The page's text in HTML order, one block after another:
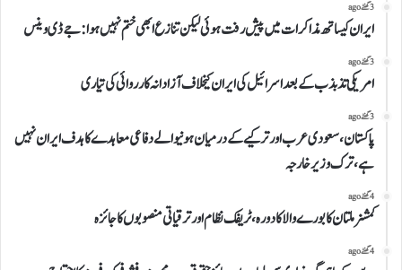
3 گھنٹے ago
ایران کیساتھ مذاکرات میں پیش رفت ہوئی لیکن تنازع ابھی ختم نہیں ہوا:جے ڈی وینس
3 گھنٹے ago
امریکی تذبذب کے بعد اسرائیل کی ایران کیخلاف آزادانہ کارروائی کی تیاری
3 گھنٹے ago
پاکستان، سعودی عرب اور ترکیے کے درمیان ہونیوالے دفاعی معاہدے کا ہدف ایران نہیں
ہے،ترک وزیر خارجہ
4 گھنٹے ago
کمشنر ملتان کا بورے والا کا دورہ، ٹریفک نظام اور ترقیاتی منصوبوں کا جائزہ
4 گھنٹے ago